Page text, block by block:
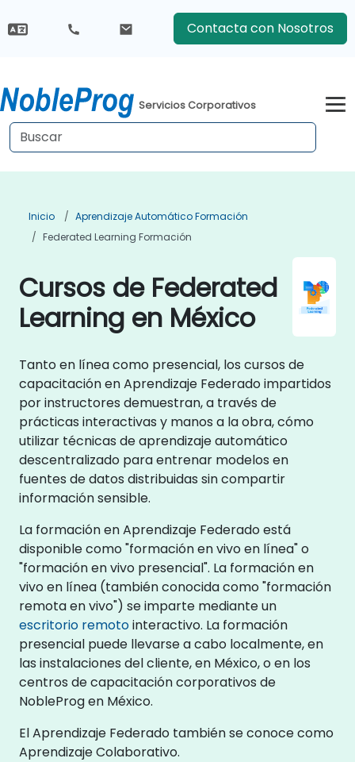
Contacta con Nosotros
Servicios Corporativos
Inicio
Aprendizaje Automático Formación
Federated Learning Formación
Cursos de Federated
Learning en México
Tanto en línea como presencial, los cursos de
capacitación en Aprendizaje Federado impartidos
por instructores demuestran, a través de
prácticas interactivas y manos a la obra, cómo
utilizar técnicas de aprendizaje automático
descentralizado para entrenar modelos en
fuentes de datos distribuidas sin compartir
información sensible.
La formación en Aprendizaje Federado está
disponible como "formación en vivo en línea" o
"formación en vivo presencial". La formación en
vivo en línea (también conocida como "formación
remota en vivo") se imparte mediante un
escritorio remotointeractivo. La formación
presencial puede llevarse a cabo localmente, en
las instalaciones del cliente, en México, o en los
centros de capacitación corporativos de
NobleProg en México.
El Aprendizaje Federado también se conoce como
Aprendizaje Colaborativo.